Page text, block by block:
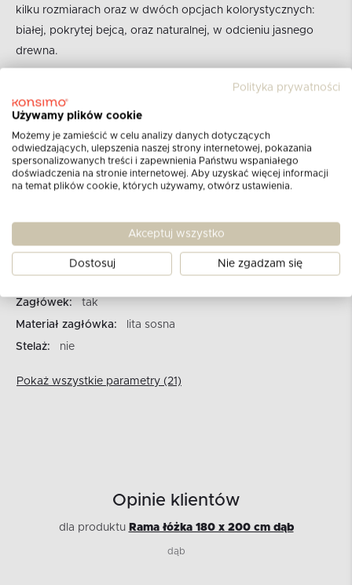
kilku rozmiarach oraz w dwóch opcjach kolorystycznych:
białej, pokrytej bejcą, oraz naturalnej, w odcieniu jasnego
drewna.
Marka:
KONSIMO
Kategoria:
Ramy łóżek
Nr produktu:
11114.04.782
Wysokość::
102 cm
Materiał korpusu:
bejcowane drewno sosnowe bezsęczne
Zagłówek:
tak
Materiał zagłówka:
lita sosna
Stelaż:
nie
Pokaż wszystkie parametry (21)
Opinie klientów
dla produktu Rama łóżka 180 x 200 cm dąb
dąb
Polityka prywatności
Używamy plików cookie
Możemy je zamieścić w celu analizy danych dotyczących
odwiedzających, ulepszenia naszej strony internetowej, pokazania
spersonalizowanych treści i zapewnienia Państwu wspaniałego
doświadczenia na stronie internetowej. Aby uzyskać więcej informacji
na temat plików cookie, których używamy, otwórz ustawienia.
Akceptuj wszystko
Dostosuj Nie zgadzam się